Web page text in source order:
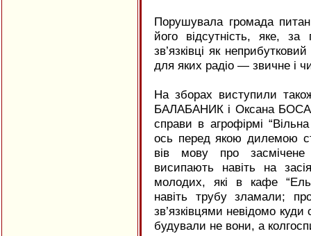
Порушувала громада
його відсутність, яке,
зв’язківці як
для яких радіо — звичне і
На зборах виступили
БАЛАБАНИК і Оксана БОСА.
справи в агрофірмі
ось перед якою дилемою
вів мову про
висипають навіть на
молодих, які в кафе
навіть трубу зламали;
зв’язківцями невідомо куди
будували не вони, а